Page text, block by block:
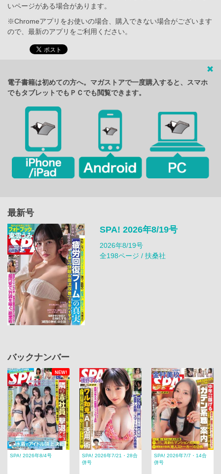
いページがある場合があります。
※Chromeアプリをお使いの場合、購入できない場合がございます
ので、最新のアプリをご利用ください。
電子書籍は初めての方へ。マガストアで一度購入すると、スマホ
でもタブレットでもＰＣでも閲覧できます。
最新号
SPA! 2026年8/19号
2026年8/19号
全198ページ / 扶桑社
バックナンバー
NEW!
SPA! 2026年8/4号
SPA! 2026年7/21・28合
併号
SPA! 2026年7/7・14合
併号